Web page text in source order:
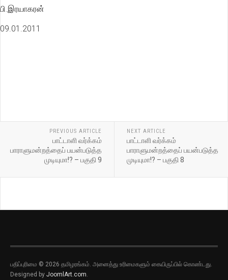
பி.இரயாகரன்
09.01.2011
PREVIOUS ARTICLE
பாட்டாளி வர்க்கம்
பாராளுமன்றத்தைப் பயன்படுத்த
முடியுமா!? – பகுதி 9
NEXT ARTICLE
பாட்டாளி வர்க்கம்
பாராளுமன்றத்தைப் பயன்படுத்த
முடியுமா!? – பகுதி 8
பதிப்புரிமை © 2026 தமிழரங்கம். அனைத்து உரிமைகளும் கையிருப்பில் கொண்டது.
Designed by JoomlArt.com.